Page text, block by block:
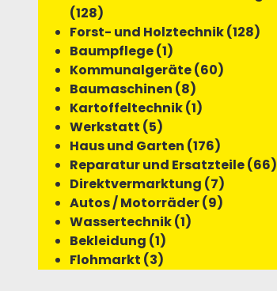
(128)
Forst- und Holztechnik (128)
Baumpflege (1)
Kommunalgeräte (60)
Baumaschinen (8)
Kartoffeltechnik (1)
Werkstatt (5)
Haus und Garten (176)
Reparatur und Ersatzteile (66)
Direktvermarktung (7)
Autos / Motorräder (9)
Wassertechnik (1)
Bekleidung (1)
Flohmarkt (3)